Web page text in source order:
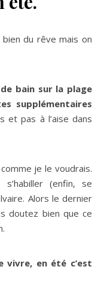
du rêve mais on
bain sur la plage
supplémentaires
et pas à l’aise dans
je le voudrais.
(enfin, se
Alors le dernier
doutez bien que ce
vivre, en été c’est